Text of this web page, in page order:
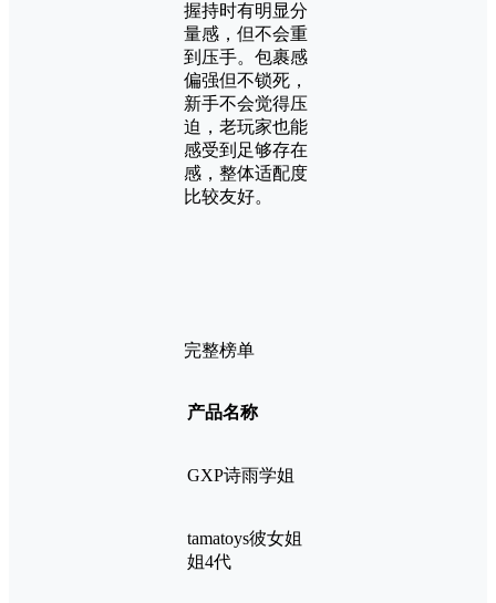
握持时有明显分
量感，但不会重
到压手。包裹感
偏强但不锁死，
新手不会觉得压
迫，老玩家也能
感受到足够存在
感，整体适配度
比较友好。
完整榜单
产品名称
GXP诗雨学姐
tamatoys彼女姐
姐4代